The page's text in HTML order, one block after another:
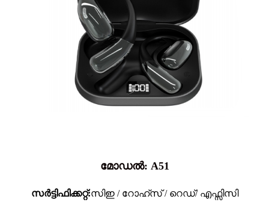
മോഡൽ: A51
സർട്ടിഫിക്കറ്റ്:സിഇ / റോഹ്സ് / റെഡ്/ എഫ്സിസി